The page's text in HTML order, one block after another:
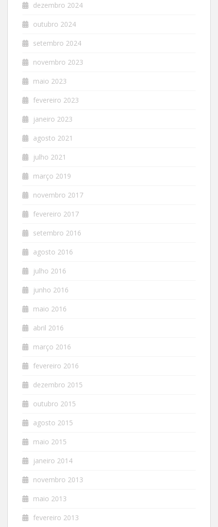
dezembro 2024
outubro 2024
setembro 2024
novembro 2023
maio 2023
fevereiro 2023
janeiro 2023
agosto 2021
julho 2021
março 2019
novembro 2017
fevereiro 2017
setembro 2016
agosto 2016
julho 2016
junho 2016
maio 2016
abril 2016
março 2016
fevereiro 2016
dezembro 2015
outubro 2015
agosto 2015
maio 2015
janeiro 2014
novembro 2013
maio 2013
fevereiro 2013